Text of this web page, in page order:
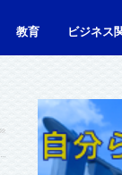
教育 ビジネス